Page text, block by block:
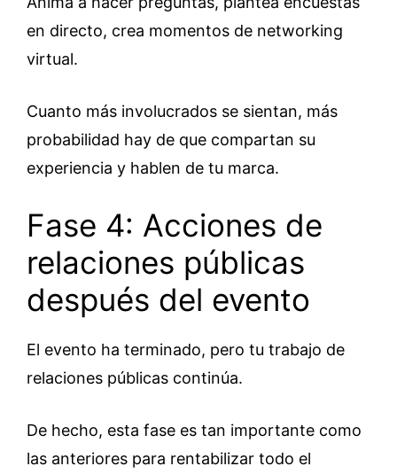
en directo, crea momentos de networking
virtual.
Cuanto más involucrados se sientan, más
probabilidad hay de que compartan su
experiencia y hablen de tu marca.
Fase 4: Acciones de
relaciones públicas
después del evento
El evento ha terminado, pero tu trabajo de
relaciones públicas continúa.
De hecho, esta fase es tan importante como
las anteriores para rentabilizar todo el